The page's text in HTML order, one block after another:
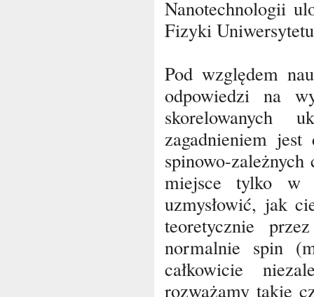
Nanotechnologii
Fizyki
Pod względem
odpowiedzi na
skorelowanych
zagadnieniem
spinowo-
miejsce tylko w
uzmysłowić, jak
teoretycznie
normalnie spin
całkowicie
rozważamy takie